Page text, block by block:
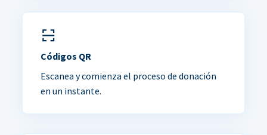
Códigos QR
Escanea y comienza el proceso de donación
en un instante.